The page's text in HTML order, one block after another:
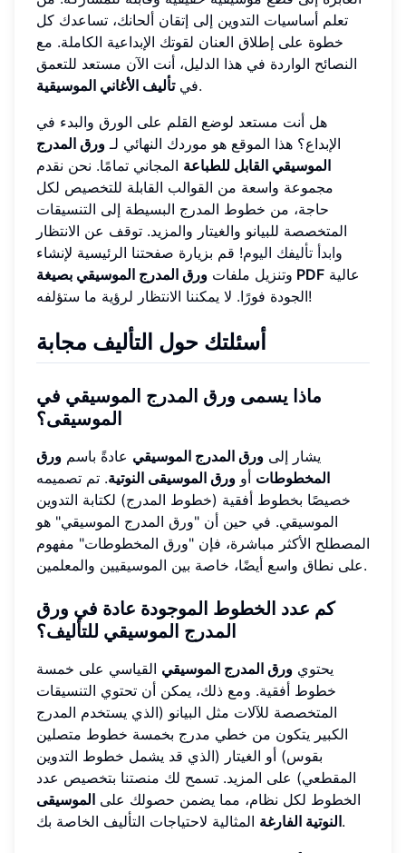
تعلم أساسيات التدوين إلى إتقان ألحانك، تساعدك كل
خطوة على إطلاق العنان لقوتك الإبداعية الكاملة. مع
النصائح الواردة في هذا الدليل، أنت الآن مستعد للتعمق
فيتأليف الأغاني الموسيقية
.
هل أنت مستعد لوضع القلم على الورق والبدء في
الإبداع؟ هذا الموقع هو موردك النهائي لـ ورق المدرج
الموسيقي القابل للطباعة المجاني تمامًا. نحن نقدم
مجموعة واسعة من القوالب القابلة للتخصيص لكل
حاجة، من خطوط المدرج البسيطة إلى التنسيقات
المتخصصة للبيانو والغيتار والمزيد. توقف عن الانتظار
وابدأ تأليفك اليوم! قم بزيارة صفحتنا الرئيسية لإنشاء
وتنزيل ملفات ورق المدرج الموسيقي بصيغة PDF
الجودة فورًا. لا يمكننا الانتظار لرؤية ما ستؤلفه!
أسئلتك حول التأليف مجابة
ماذا يسمى ورق المدرج الموسيقي في
الموسيقى؟
يشار إلى ورق المدرج الموسيقي عادةً باسم ورق
المخطوطات أو ورق الموسيقى النوتية. تم تصميمه
خصيصًا بخطوط أفقية (خطوط المدرج) لكتابة التدوين
الموسيقي. في حين أن "ورق المدرج الموسيقي" هو
المصطلح الأكثر مباشرة، فإن "ورق المخطوطات" مفهوم
على نطاق واسع أيضًا، خاصة بين الموسيقيين والمعلمين.
كم عدد الخطوط الموجودة عادة في ورق
المدرج الموسيقي للتأليف؟
يحتوي ورق المدرج الموسيقي القياسي على خمسة
خطوط أفقية. ومع ذلك، يمكن أن تحتوي التنسيقات
المتخصصة للآلات مثل البيانو (الذي يستخدم المدرج
الكبير يتكون من خطي مدرج بخمسة خطوط متصلين
بقوس) أو الغيتار (الذي قد يشمل خطوط التدوين
المقطعي) على المزيد. تسمح لك منصتنا بتخصيص عدد
الخطوط لكل نظام، مما يضمن حصولك على الموسيقى
النوتية الفارغةالمثالية لاحتياجات التأليف الخاصة بك.